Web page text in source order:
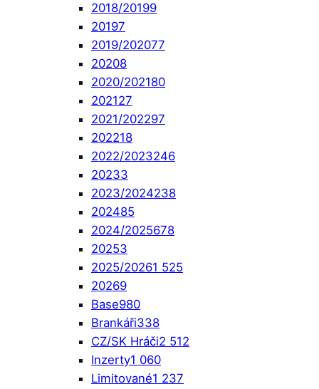
2018/20199
20197
2019/202077
20208
2020/202180
202127
2021/202297
202218
2022/2023246
20233
2023/2024238
202485
2024/2025678
20253
2025/20261 525
20269
Base980
Brankáři338
CZ/SK Hráči2 512
Inzerty1 060
Limitované1 237